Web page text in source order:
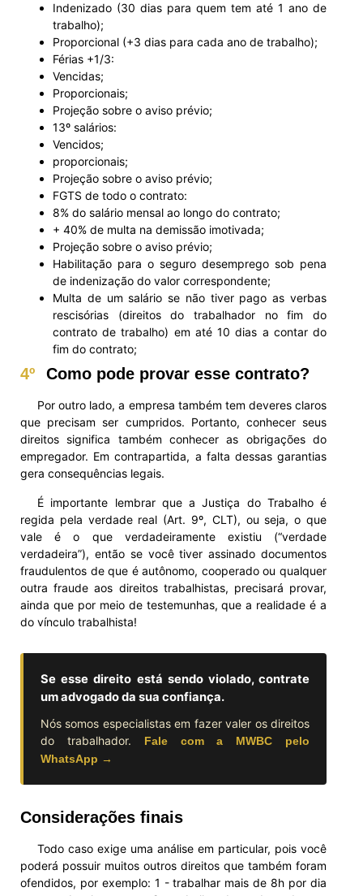
Indenizado (30 dias para quem tem até 1 ano de
trabalho);
Proporcional (+3 dias para cada ano de trabalho);
Férias +1/3:
Vencidas;
Proporcionais;
Projeção sobre o aviso prévio;
13º salários:
Vencidos;
proporcionais;
Projeção sobre o aviso prévio;
FGTS de todo o contrato:
8% do salário mensal ao longo do contrato;
+ 40% de multa na demissão imotivada;
Projeção sobre o aviso prévio;
Habilitação para o seguro desemprego sob pena
de indenização do valor correspondente;
Multa de um salário se não tiver pago as verbas
rescisórias (direitos do trabalhador no fim do
contrato de trabalho) em até 10 dias a contar do
fim do contrato;
4º Como pode provar esse contrato?
Por outro lado, a empresa também tem deveres claros
que precisam ser cumpridos. Portanto, conhecer seus
direitos significa também conhecer as obrigações do
empregador. Em contrapartida, a falta dessas garantias
gera consequências legais.
É importante lembrar que a Justiça do Trabalho é
regida pela verdade real (Art. 9º, CLT), ou seja, o que
vale é o que verdadeiramente existiu (“verdade
verdadeira”), então se você tiver assinado documentos
fraudulentos de que é autônomo, cooperado ou qualquer
outra fraude aos direitos trabalhistas, precisará provar,
ainda que por meio de testemunhas, que a realidade é a
do vínculo trabalhista!
Se esse direito está sendo violado, contrate
um advogado da sua confiança.
Nós somos especialistas em fazer valer os direitos
do trabalhador.
Fale com a MWBC pelo
WhatsApp →
Considerações finais
Todo caso exige uma análise em particular, pois você
poderá possuir muitos outros direitos que também foram
ofendidos, por exemplo: 1 - trabalhar mais de 8h por dia